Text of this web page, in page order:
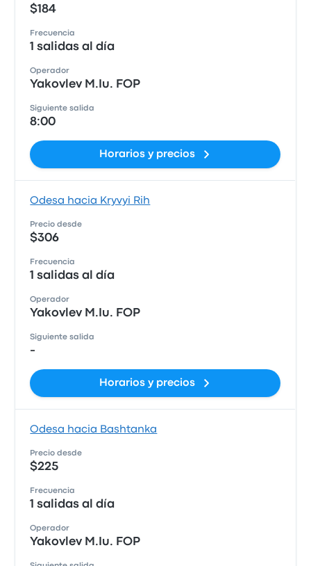
$184
Frecuencia
1 salidas al día
Operador
Yakovlev M.Iu. FOP
Siguiente salida
8:00
Horarios y precios
Odesa hacia Kryvyi Rih
Precio desde
$306
Frecuencia
1 salidas al día
Operador
Yakovlev M.Iu. FOP
Siguiente salida
-
Horarios y precios
Odesa hacia Bashtanka
Precio desde
$225
Frecuencia
1 salidas al día
Operador
Yakovlev M.Iu. FOP